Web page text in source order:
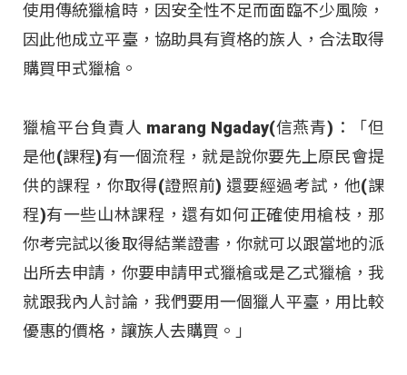
使用傳統獵槍時，因安全性不足而面臨不少風險，
因此他成立平臺，協助具有資格的族人，合法取得
購買甲式獵槍。
獵槍平台負責人 marang Ngaday(信燕青)：「但
是他(課程)有一個流程，就是說你要先上原民會提
供的課程，你取得(證照前) 還要經過考試，他(課
程)有一些山林課程，還有如何正確使用槍枝，那
你考完試以後取得結業證書，你就可以跟當地的派
出所去申請，你要申請甲式獵槍或是乙式獵槍，我
就跟我內人討論，我們要用一個獵人平臺，用比較
優惠的價格，讓族人去購買。」